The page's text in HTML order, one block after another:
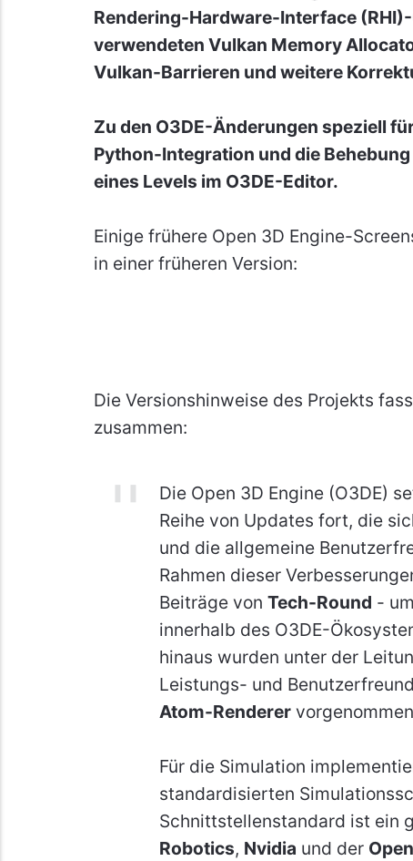
Rendering-Hardware-Interface
verwendeten Vulkan Memory
Vulkan-Barrieren und weitere
Zu den O3DE-Änderungen speziell
Python-Integration und die
eines Levels im O3DE-Editor.
Einige frühere Open 3D Engine-
in einer früheren Version:
Die Versionshinweise des Projekts
zusammen:
Die Open 3D Engine (O3DE)
Reihe von Updates fort, die
und die allgemeine
Rahmen dieser
Beiträge von Tech-Round -
innerhalb des O3DE-
hinaus wurden unter der
Leistungs- und
Atom-Renderer
Für die Simulation
standardisierten
Schnittstellenstandard ist ein
Robotics, Nvidia und der